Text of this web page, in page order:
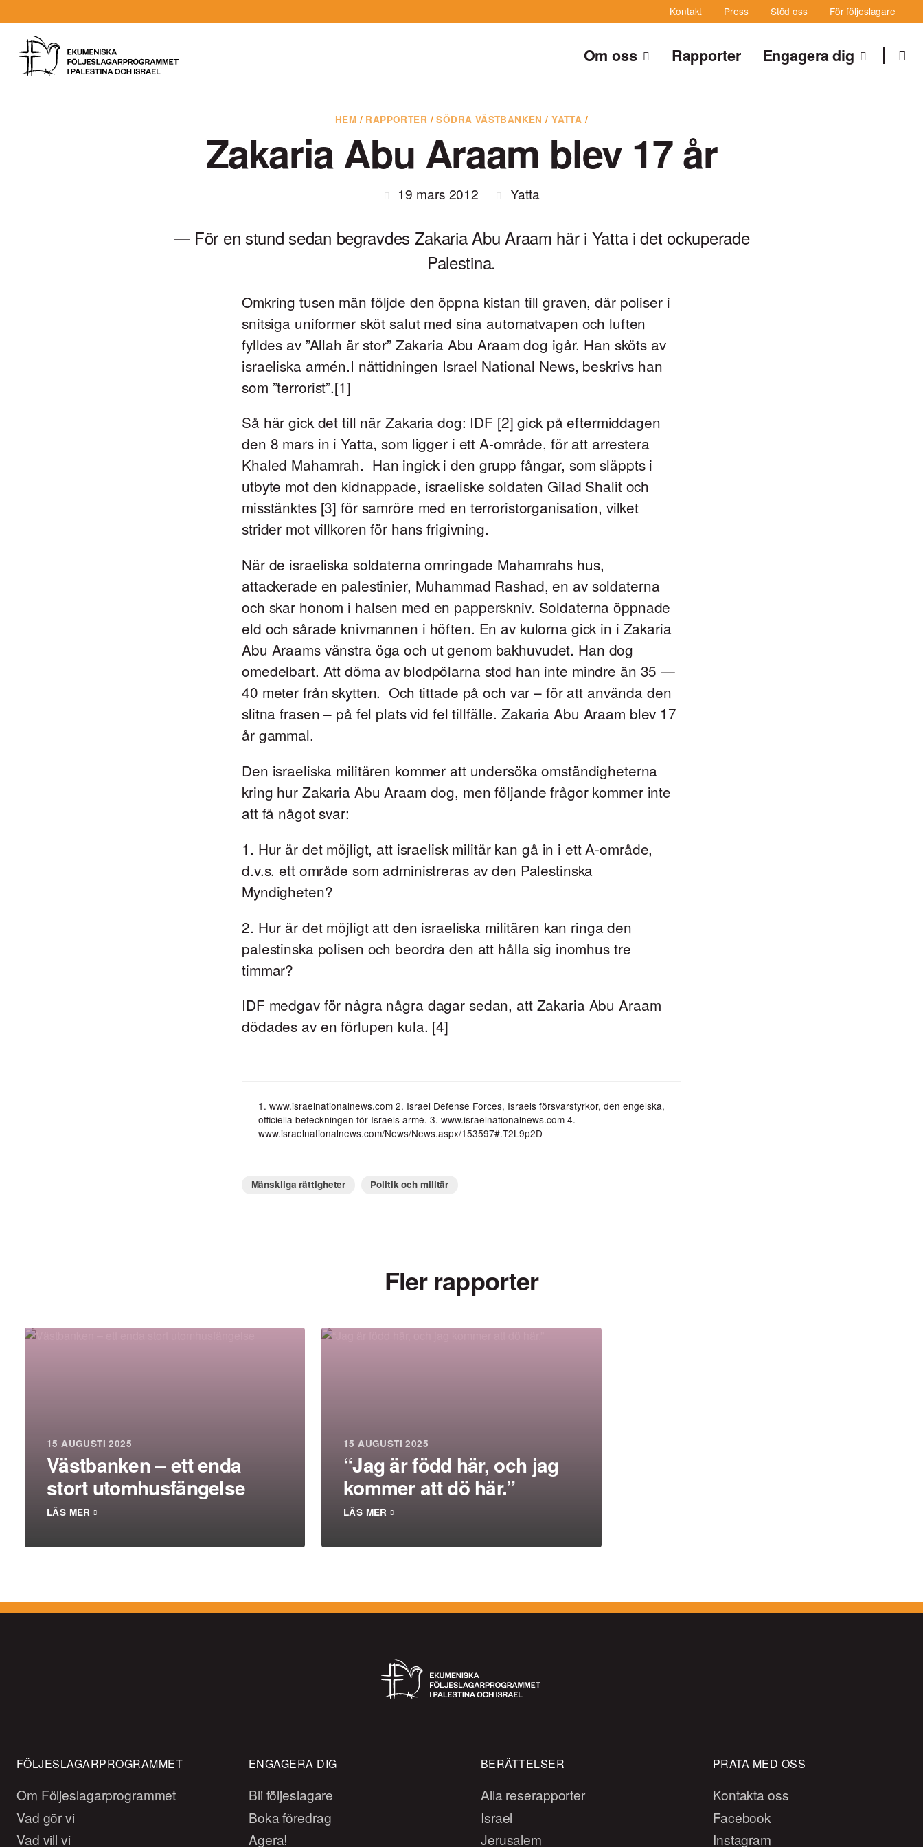
till
innehåll
Kontakt Press Stöd oss För följeslagare
Om oss Rapporter Engagera dig Sök
HEM / RAPPORTER /SÖDRA VÄSTBANKEN /YATTA /
Zakaria Abu Araam blev 17 år
19 mars 2012 Yatta
— För en stund sedan begravdes Zakaria Abu Araam här i Yatta i det ockuperade
Palestina.
Omkring tusen män följde den öppna kistan till graven, där poliser i
snitsiga uniformer sköt salut med sina automatvapen och luften
fylldes av ”Allah är stor” Zakaria Abu Araam dog igår. Han sköts av
israeliska armén.I nättidningen Israel National News, beskrivs han
som ”terrorist”.[1]
Så här gick det till när Zakaria dog: IDF [2] gick på eftermiddagen
den 8 mars in i Yatta, som ligger i ett A-område, för att arrestera
Khaled Mahamrah. Han ingick i den grupp fångar, som släppts i
utbyte mot den kidnappade, israeliske soldaten Gilad Shalit och
misstänktes [3] för samröre med en terroristorganisation, vilket
strider mot villkoren för hans frigivning.
När de israeliska soldaterna omringade Mahamrahs hus,
attackerade en palestinier, Muhammad Rashad, en av soldaterna
och skar honom i halsen med en papperskniv. Soldaterna öppnade
eld och sårade knivmannen i höften. En av kulorna gick in i Zakaria
Abu Araams vänstra öga och ut genom bakhuvudet. Han dog
omedelbart. Att döma av blodpölarna stod han inte mindre än 35 —
40 meter från skytten. Och tittade på och var – för att använda den
slitna frasen – på fel plats vid fel tillfälle. Zakaria Abu Araam blev 17
år gammal.
Den israeliska militären kommer att undersöka omständigheterna
kring hur Zakaria Abu Araam dog, men följande frågor kommer inte
att få något svar:
1. Hur är det möjligt, att israelisk militär kan gå in i ett A-område,
d.v.s. ett område som administreras av den Palestinska
Myndigheten?
2. Hur är det möjligt att den israeliska militären kan ringa den
palestinska polisen och beordra den att hålla sig inomhus tre
timmar?
IDF medgav för några några dagar sedan, att Zakaria Abu Araam
dödades av en förlupen kula. [4]
1. www.israelnationalnews.com 2. Israel Defense Forces, Israels försvarstyrkor, den engelska,
officiella beteckningen för Israels armé. 3. www.israelnationalnews.com 4.
www.israelnationalnews.com/News/News.aspx/153597#.T2L9p2D
Mänskliga rättigheter Politik och militär
Fler rapporter
15 AUGUSTI 2025
Västbanken – ett enda
stort utomhusfängelse
LÄS MER
15 AUGUSTI 2025
“Jag är född här, och jag
kommer att dö här.”
LÄS MER
FÖLJESLAGARPROGRAMMET
Om Följeslagarprogrammet
Vad gör vi
Vad vill vi
ENGAGERA DIG
Bli följeslagare
Boka föredrag
Agera!
BERÄTTELSER
Alla reserapporter
Israel
Jerusalem
PRATA MED OSS
Kontakta oss
Facebook
Instagram